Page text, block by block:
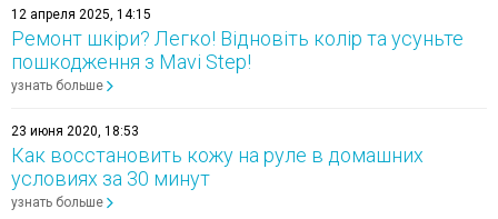
12 апреля 2025, 14:15
Ремонт шкіри? Легко! Відновіть колір та усуньте
пошкодження з Mavi Step!
узнать больше
23 июня 2020, 18:53
Как восстановить кожу на руле в домашних
условиях за 30 минут
узнать больше